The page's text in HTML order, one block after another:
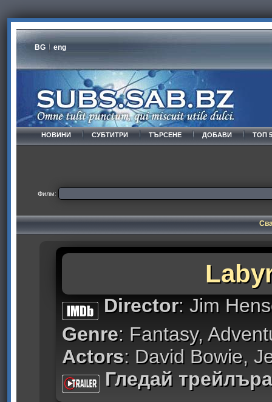
BG eng
НОВИНИ СУБТИТРИ ТЪРСЕНЕ ДОБАВИ ТОП
Филм:
Director: Jim
Genre: Fantasy,
Actors: David Bowie,
Гледай трейлъра